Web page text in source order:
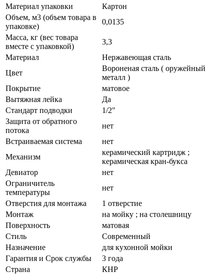
Материал упаковки
Картон
Объем, м3 (объем товара в
упаковке)
0,0135
Масса, кг (вес товара
вместе с упаковкой)
3,3
Материал
Нержавеющая сталь
Цвет
Вороненая сталь ( оружейный
металл )
Покрытие
матовое
Вытяжная лейка
Да
Стандарт подводки
1/2"
Защита от обратного
потока
нет
Встраиваемая система
нет
Механизм
керамический картридж ;
керамическая кран-букса
Девиатор
нет
Ограничитель
температуры
нет
Отверстия для монтажа
1 отверстие
Монтаж
на мойку ; на столешницу
Поверхность
матовая
Стиль
Современный
Назначение
для кухонной мойки
Гарантия и Срок службы
3 года
Страна
КНР